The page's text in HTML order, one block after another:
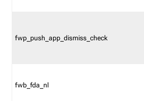
fwp_push_app_dismiss_check
fwb_fda_nl